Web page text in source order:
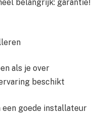
belangrijk: garantie!
als je over
beschikt
een goede installateur